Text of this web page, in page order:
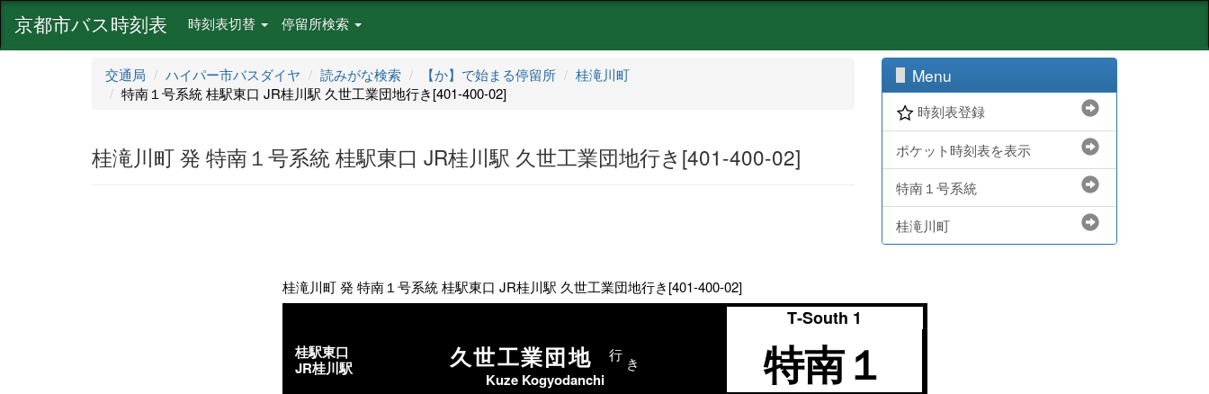
京都市バス時刻表 時刻表切替 停留所検索
交通局 ハイパー市バスダイヤ 読みがな検索 【か】で始まる停留所
桂滝川町
特南１号系統 桂駅東口 JR桂川駅 久世工業団地行き[401-400-02]
桂滝川町 発 特南１号系統 桂駅東口 JR桂川駅 久世工業団地行き[401-400-02]
Menu
時刻表登録
ポケット時刻表を表示
特南１号系統
桂滝川町
桂滝川町 発 特南１号系統 桂駅東口 JR桂川駅 久世工業団地行き[401-400-02]
T‐South 1
特南１
桂駅東口
JR桂川駅
久世工業団地 行 き
Kuze Kogyodanchi